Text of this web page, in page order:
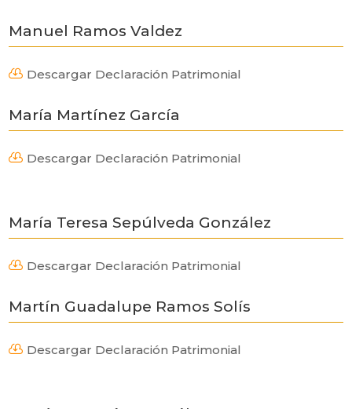
Manuel Ramos Valdez
 Descargar Declaración Patrimonial
María Martínez García
 Descargar Declaración Patrimonial
María Teresa Sepúlveda González
 Descargar Declaración Patrimonial
Martín Guadalupe Ramos Solís
 Descargar Declaración Patrimonial